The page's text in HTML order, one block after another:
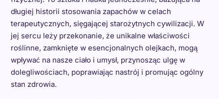
długiej historii stosowania zapachów w celach
terapeutycznych, sięgającej starożytnych cywilizacji. W
jej sercu leży przekonanie, że unikalne właściwości
roślinne, zamknięte w esencjonalnych olejkach, mogą
wpływać na nasze ciało i umysł, przynosząc ulgę w
dolegliwościach, poprawiając nastrój i promując ogólny
stan zdrowia.